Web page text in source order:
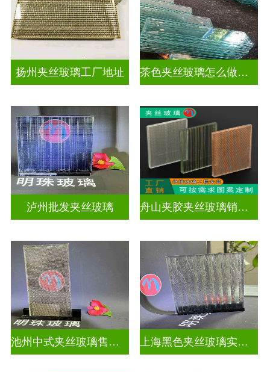
扬州夹丝玻璃工厂地址 茶色夹丝玻璃怎么做视频
泸州批发夹丝玻璃 舟山夹胶夹丝玻璃销售店
池州中式夹丝玻璃售价多少 上海黑色夹丝玻璃实体工厂